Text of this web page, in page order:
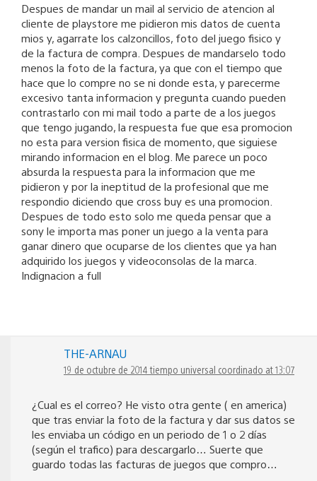
Despues de mandar un mail al servicio de atencion al
cliente de playstore me pidieron mis datos de cuenta
mios y, agarrate los calzoncillos, foto del juego fisico y
de la factura de compra. Despues de mandarselo todo
menos la foto de la factura, ya que con el tiempo que
hace que lo compre no se ni donde esta, y parecerme
excesivo tanta informacion y pregunta cuando pueden
contrastarlo con mi mail todo a parte de a los juegos
que tengo jugando, la respuesta fue que esa promocion
no esta para version fisica de momento, que siguiese
mirando informacion en el blog. Me parece un poco
absurda la respuesta para la informacion que me
pidieron y por la ineptitud de la profesional que me
respondio diciendo que cross buy es una promocion.
Despues de todo esto solo me queda pensar que a
sony le importa mas poner un juego a la venta para
ganar dinero que ocuparse de los clientes que ya han
adquirido los juegos y videoconsolas de la marca.
Indignacion a full
THE-ARNAU
19 de octubre de 2014 tiempo universal coordinado at 13:07
¿Cual es el correo? He visto otra gente ( en america)
que tras enviar la foto de la factura y dar sus datos se
les enviaba un código en un periodo de 1 o 2 días
(según el trafico) para descargarlo… Suerte que
guardo todas las facturas de juegos que compro…